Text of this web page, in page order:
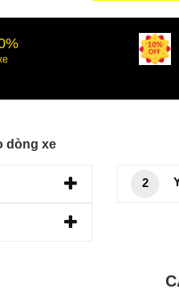
dòng xe
2